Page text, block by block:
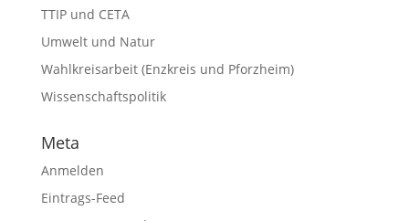
TTIP und CETA
Umwelt und Natur
Wahlkreisarbeit (Enzkreis und Pforzheim)
Wissenschaftspolitik
Meta
Anmelden
Eintrags-Feed